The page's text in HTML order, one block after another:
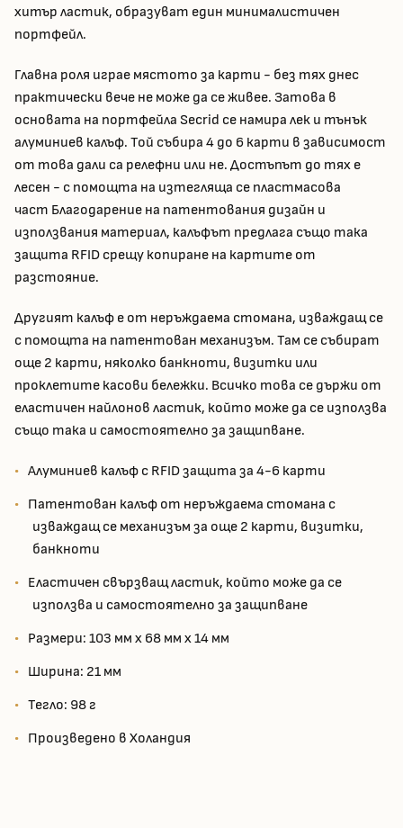
хитър ластик, образуват един минималистичен
портфейл.
Главна роля играе мястото за карти - без тях днес
практически вече не може да се живее. Затова в
основата на портфейла Secrid се намира лек и тънък
алуминиев калъф. Той събира 4 до 6 карти в зависимост
от това дали са релефни или не. Достъпът до тях е
лесен - с помощта на изтегляща се пластмасова
част Благодарение на патентования дизайн и
използвания материал, калъфът предлага също така
защита RFID срещу копиране на картите от
разстояние.
Другият калъф е от неръждаема стомана, изваждащ се
с помощта на патентован механизъм. Там се събират
още 2 карти, няколко банкноти, визитки или
проклетите касови бележки. Всичко това се държи от
еластичен найлонов ластик, който може да се използва
също така и самостоятелно за защипване.
Алуминиев калъф с RFID защита за 4-6 карти
Патентован калъф от неръждаема стомана с
изваждащ се механизъм за още 2 карти, визитки,
банкноти
Еластичен свързващ ластик, който може да се
използва и самостоятелно за защипване
Размери: 103 мм x 68 мм x 14 мм
Ширина: 21 мм
Тегло: 98 г
Произведено в Холандия